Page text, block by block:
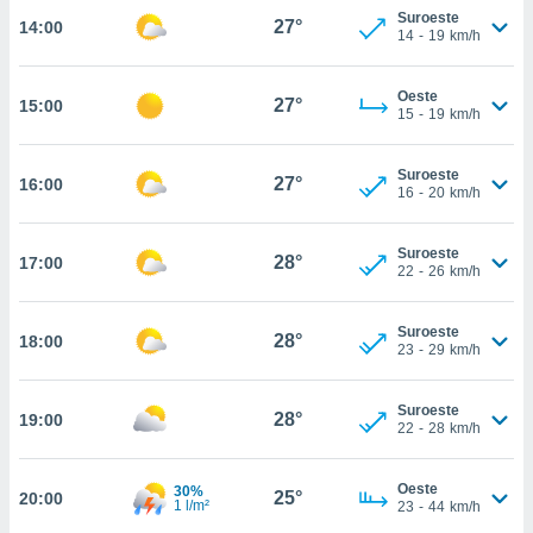
de que
el sitio
para
o
aunque
no
acceder a
abono
14:00 27°
Suroeste
14 - 19 km/h
15:00 27°
Oeste
15 - 19 km/h
16:00 27°
Suroeste
16 - 20 km/h
17:00 28°
Suroeste
22 - 26 km/h
18:00 28°
Suroeste
23 - 29 km/h
19:00 28°
Suroeste
22 - 28 km/h
20:00
30%
1 l/m²
25°
Oeste
23 - 44 km/h